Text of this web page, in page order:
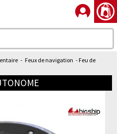
- Feux de navigation - Feu de